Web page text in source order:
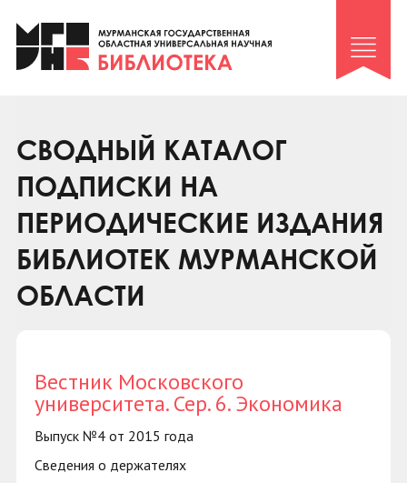
Клуб «Гиря и сельдерей»
Клуб «Семейный архив»
Коллегам
Контакты
СВОДНЫЙ КАТАЛОГ
ПОДПИСКИ НА
ПЕРИОДИЧЕСКИЕ ИЗДАНИЯ
БИБЛИОТЕК МУРМАНСКОЙ
ОБЛАСТИ
Вестник Московского
университета. Сер. 6. Экономика
Выпуск №4 от 2015 года
Сведения о держателях